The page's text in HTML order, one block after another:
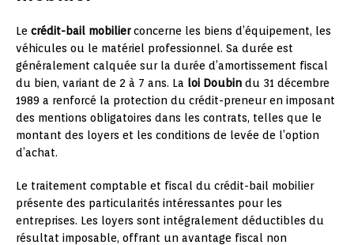
Le crédit-bail mobilierconcerne les biens d’équipement, les
véhicules ou le matériel professionnel. Sa durée est
généralement calquée sur la durée d’amortissement fiscal
du bien, variant de 2 à 7 ans. La loi Doubin du 31 décembre
1989 a renforcé la protection du crédit-preneur en imposant
des mentions obligatoires dans les contrats, telles que le
montant des loyers et les conditions de levée de l’option
d’achat.
Le traitement comptable et fiscal du crédit-bail mobilier
présente des particularités intéressantes pour les
entreprises. Les loyers sont intégralement déductibles du
résultat imposable, offrant un avantage fiscal non